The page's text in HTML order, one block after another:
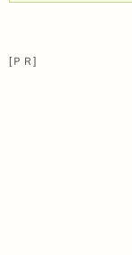
[ＰＲ]